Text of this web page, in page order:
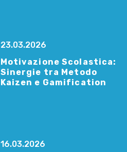
23.03.2026
Motivazione Scolastica:
Sinergie tra Metodo
Kaizen e Gamification
16.03.2026